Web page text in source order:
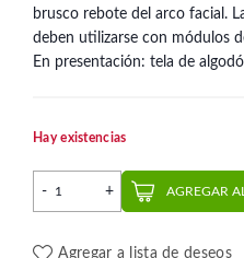
brusco rebote del arco facial.
deben utilizarse con módulos
En presentación: tela de
Hay existencias
Almohadilla para
AGREGAR
Agregar a lista de deseos